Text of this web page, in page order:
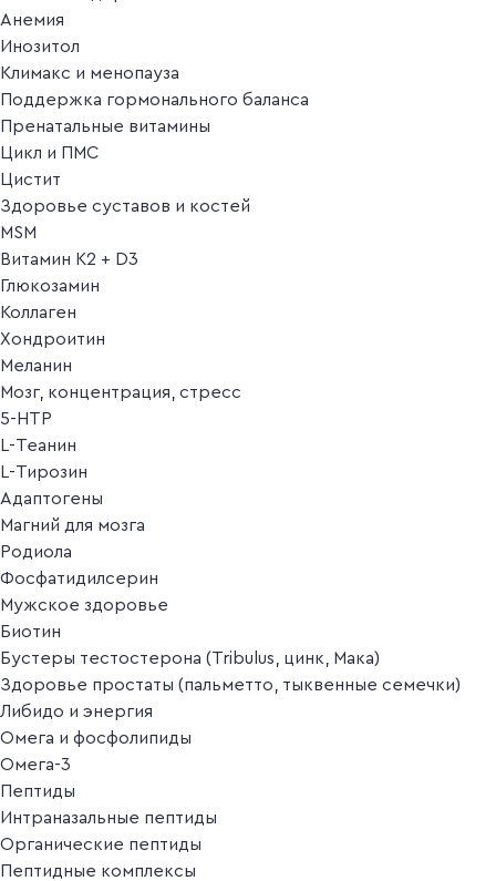
Анемия
Инозитол
Климакс и менопауза
Поддержка гормонального баланса
Пренатальные витамины
Цикл и ПМС
Цистит
Здоровье суставов и костей
MSM
Витамин K2 + D3
Глюкозамин
Коллаген
Хондроитин
Меланин
Мозг, концентрация, стресс
5-HTP
L-Теанин
L-Тирозин
Адаптогены
Магний для мозга
Родиола
Фосфатидилсерин
Мужское здоровье
Биотин
Бустеры тестостерона (Tribulus, цинк, Мака)
Здоровье простаты (пальметто, тыквенные семечки)
Либидо и энергия
Омега и фосфолипиды
Омега-3
Пептиды
Интраназальные пептиды
Органические пептиды
Пептидные комплексы